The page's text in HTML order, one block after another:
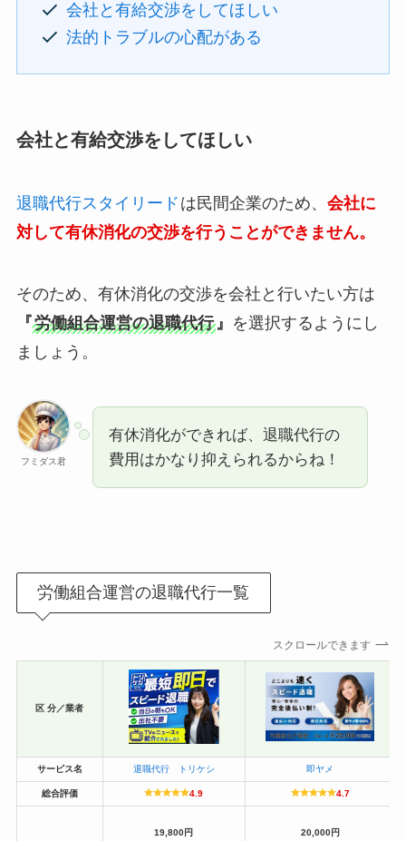
会社と有給交渉をしてほしい
法的トラブルの心配がある
会社と有給交渉をしてほしい
退職代行スタイリード は民間企業のため、 会社に
対して有休消化の交渉を行うことができません。
そのため、有休消化の交渉を会社と行いたい方は
『労働組合運営の退職代行』 を選択するようにし
ましょう。
フミダス君
有休消化ができれば、退職代行の
費用はかなり抑えられるからね！
労働組合運営の退職代行一覧
スクロールできます
区 分／業者
サービス名 退職代行 トリケシ 即ヤメ
総合評価 4.9 4.7
19,800円 20,000円